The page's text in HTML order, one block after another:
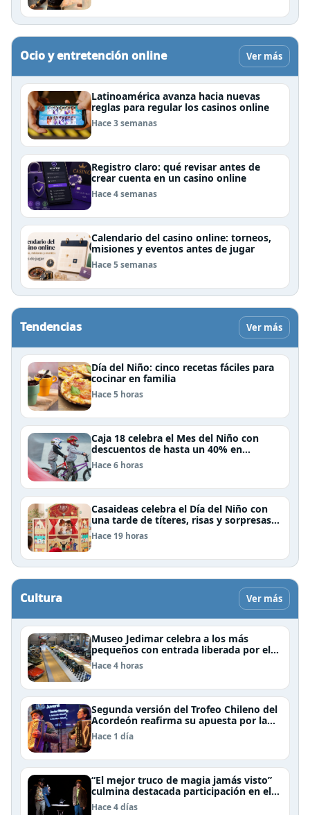
Ocio y entretención online Ver más
Latinoamérica avanza hacia nuevas
reglas para regular los casinos online
Hace 3 semanas
Registro claro: qué revisar antes de
crear cuenta en un casino online
Hace 4 semanas
Calendario del casino online: torneos,
misiones y eventos antes de jugar
Hace 5 semanas
Tendencias Ver más
Día del Niño: cinco recetas fáciles para
cocinar en familia
Hace 5 horas
Caja 18 celebra el Mes del Niño con
descuentos de hasta un 40% en
panoramas, cine, shows y streaming
Hace 6 horas
Casaideas celebra el Día del Niño con
una tarde de títeres, risas y sorpresas
en el Mall Plaza Vespucio
Hace 19 horas
Cultura Ver más
Museo Jedimar celebra a los más
pequeños con entrada liberada por el
Día del Niño
Hace 4 horas
Segunda versión del Trofeo Chileno del
Acordeón reafirma su apuesta por la
profesionalización del instrumento en
Chile
Hace 1 día
“El mejor truco de magia jamás visto”
culmina destacada participación en el
Festival Off Avignon 2026
Hace 4 días